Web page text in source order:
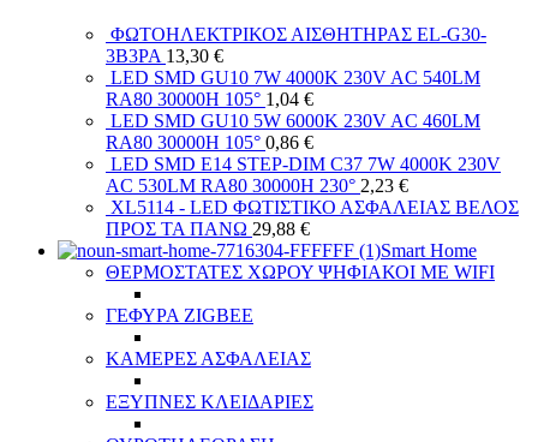
ΦΩΤΟΗΛΕΚΤΡΙΚΟΣ ΑΙΣΘΗΤΗΡΑΣ EL-G30-
3B3PA 13,30 €
LED SMD GU10 7W 4000K 230V AC 540LM
RA80 30000H 105° 1,04 €
LED SMD GU10 5W 6000K 230V AC 460LM
RA80 30000H 105° 0,86 €
LED SMD E14 STEP-DIM C37 7W 4000K 230V
AC 530LM RA80 30000H 230° 2,23 €
XL5114 - LED ΦΩΤΙΣΤΙΚΟ ΑΣΦΑΛΕΙΑΣ ΒΕΛΟΣ
ΠΡΟΣ ΤΑ ΠΑΝΩ 29,88 €
Smart Home
ΘΕΡΜΟΣΤΑΤΕΣ ΧΩΡΟΥ ΨΗΦΙΑΚΟΙ ΜΕ WIFI
ΓΕΦΥΡΑ ZIGBEE
ΚΑΜΕΡΕΣ ΑΣΦΑΛΕΙΑΣ
ΕΞΥΠΝΕΣ ΚΛΕΙΔΑΡΙΕΣ